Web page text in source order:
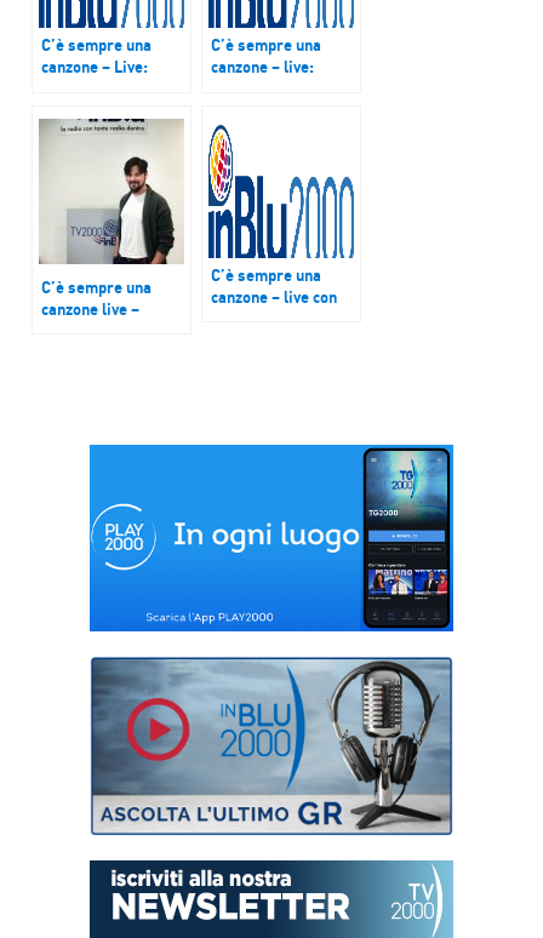
C’è sempre una
canzone – Live:
C’è sempre una
canzone – live:
C’è sempre una
canzone live –
C’è sempre una
canzone – live con